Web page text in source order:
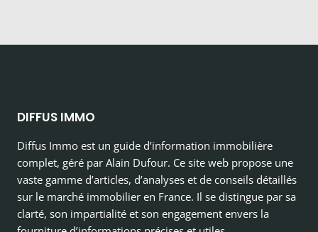
DIFFUS IMMO
Diffus Immo est un guide d’information immobilière
complet, géré par Alain Dufour. Ce site web propose une
vaste gamme d’articles, d’analyses et de conseils détaillés
sur le marché immobilier en France. Il se distingue par sa
clarté, son impartialité et son engagement envers la